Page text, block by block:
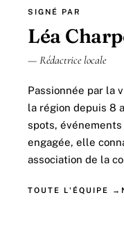
SIGNÉ PAR
Léa
— Rédactrice locale
Passionnée par la
la région depuis 8
spots,
engagée, elle
association de la
TOUTE L'ÉQUIPE →